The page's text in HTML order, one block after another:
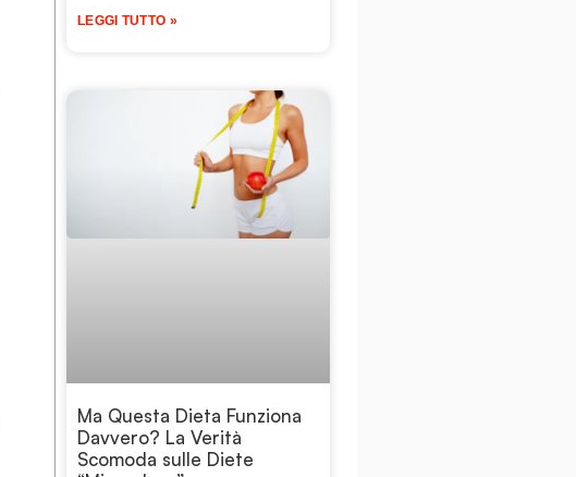
LEGGI TUTTO »
Ma Questa Dieta Funziona
Davvero? La Verità
Scomoda sulle Diete